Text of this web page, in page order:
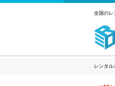
全国のレ
レンタル